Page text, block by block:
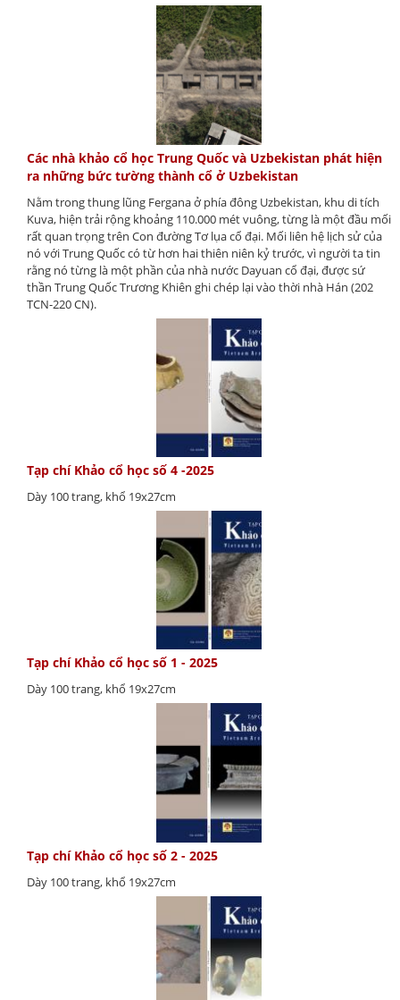
Các nhà khảo cổ học Trung Quốc và Uzbekistan phát hiện
ra những bức tường thành cổ ở Uzbekistan
Nằm trong thung lũng Fergana ở phía đông Uzbekistan, khu di tích
Kuva, hiện trải rộng khoảng 110.000 mét vuông, từng là một đầu mối
rất quan trọng trên Con đường Tơ lụa cổ đại. Mối liên hệ lịch sử của
nó với Trung Quốc có từ hơn hai thiên niên kỷ trước, vì người ta tin
rằng nó từng là một phần của nhà nước Dayuan cổ đại, được sứ
thần Trung Quốc Trương Khiên ghi chép lại vào thời nhà Hán (202
TCN-220 CN).
Tạp chí Khảo cổ học số 4 -2025
Dày 100 trang, khổ 19x27cm
Tạp chí Khảo cổ học số 1 - 2025
Dày 100 trang, khổ 19x27cm
Tạp chí Khảo cổ học số 2 - 2025
Dày 100 trang, khổ 19x27cm